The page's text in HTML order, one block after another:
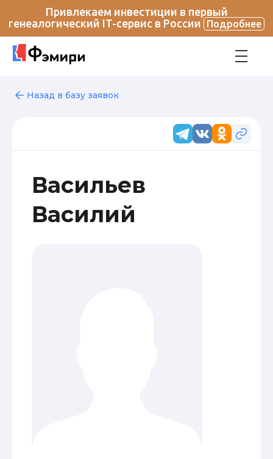
Привлекаем инвестиции в первый
генеалогический IT-сервис в России
Подробнее
Назад в базу заявок
Васильев
Василий